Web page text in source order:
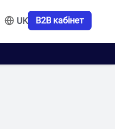
UK B2B кабінет